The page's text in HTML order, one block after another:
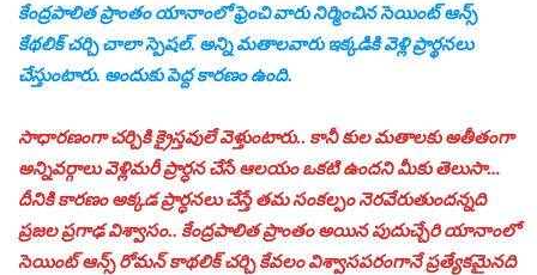
కేంద్ర‌పాలిత ప్రాంతం యానాంలో ఫ్రెంచి వారు నిర్మించిన సెయింట్ ఆన్స్
కేథ‌లిక్ చ‌ర్చి చాలా స్పెష‌ల్‌. అన్ని మతాలవారు ఇక్కడికి వెళ్లి ప్రార్థనలు
చేస్తుంటారు. అందుకు పెద్ద కారణం ఉంది.
సాధారణంగా చర్చికి క్రైస్తవులే వెళ్తుంటారు.. కానీ కుల మతాలకు అతీతంగా
అన్నివర్గాలు వెళ్లిమరీ ప్రార్ధన చేసే ఆలయం ఒకటి ఉందని మీకు తెలుసా…
దీనికి కారణం అక్కడ ప్రార్ధనలు చేస్తే తమ సంకల్పం నెరవేరుతుందన్నది
ప్రజల ప్రగాఢ విశ్వాసం.. కేంద్రపాలిత ప్రాంతం అయిన పుదుచ్చేరి యానాంలో
సెయింట్‌ ఆన్స్‌ రోమన్ కాథలిక్ చర్చి కేవలం విశ్వాసపరంగానే ప్రత్యేకమైనది